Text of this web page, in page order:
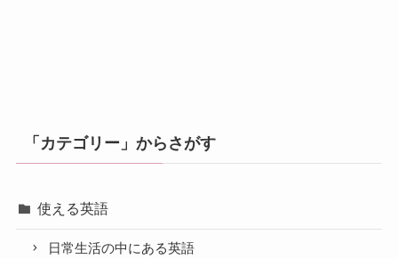
「カテゴリー」からさがす
使える英語
日常生活の中にある英語